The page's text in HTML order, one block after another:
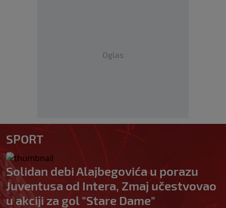
Oglas
SPORT
Solidan debi Alajbegovića u porazu
Juventusa od Intera, Zmaj učestvovao
u akciji za gol "Stare Dame"